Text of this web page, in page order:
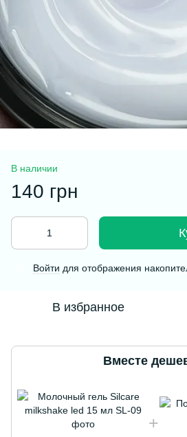
В наличии
140 грн
Войти для отображения
В избранное
Вместе